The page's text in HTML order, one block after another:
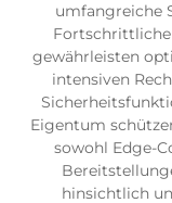
umfangreiche
gewährleisten
intensiven
Eigentum
sowohl Edge-
hinsichtlich